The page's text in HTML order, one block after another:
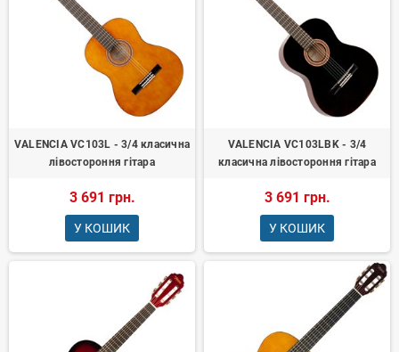
VALENCIA VC103L - 3/4 класична
лівостороння гітара
3 691 грн.
У КОШИК
VALENCIA VC103LBK - 3/4
класична лівостороння гітара
3 691 грн.
У КОШИК